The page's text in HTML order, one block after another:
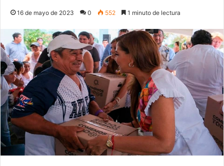
16 de mayo de 2023 0 552 1 minuto de lectura